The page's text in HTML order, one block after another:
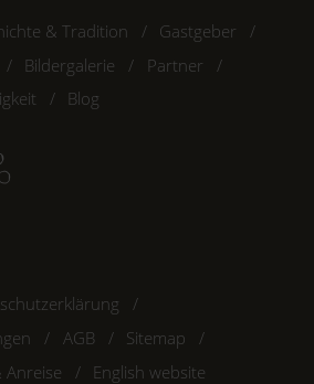
& Tradition
Gastgeber
Bildergalerie
Partner
Blog
AGB
Sitemap
Anreise English website